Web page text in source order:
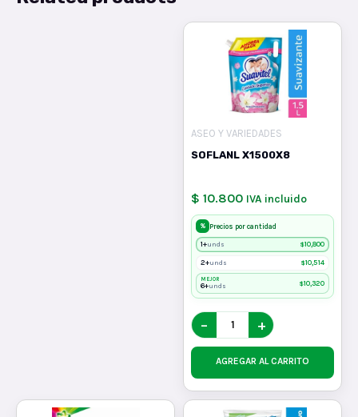
ASEO Y VARIEDADES
SOFLANL X1500X8
$ 10.800 IVA incluido
% Precios por cantidad
1+unds $10,800
2+unds $10,514
MEJOR
6+unds $10,320
− +
AGREGAR AL CARRITO